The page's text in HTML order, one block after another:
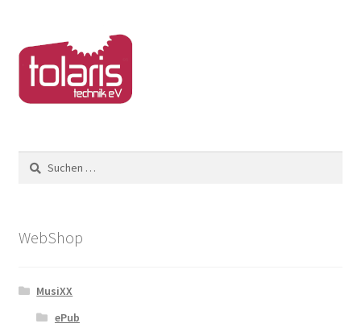
Suchen
nach:
WebShop
MusiXX
ePub